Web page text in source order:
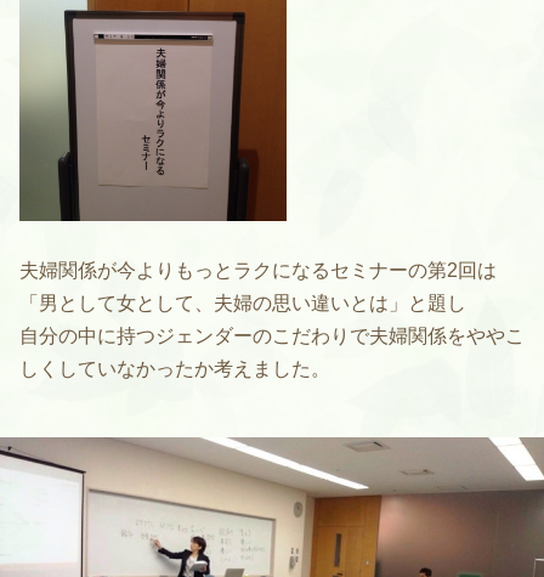
夫婦関係が今よりもっとラクになるセミナーの第2回は
「男として女として、夫婦の思い違いとは」と題し
自分の中に持つジェンダーのこだわりで夫婦関係をややこ
しくしていなかったか考えました。